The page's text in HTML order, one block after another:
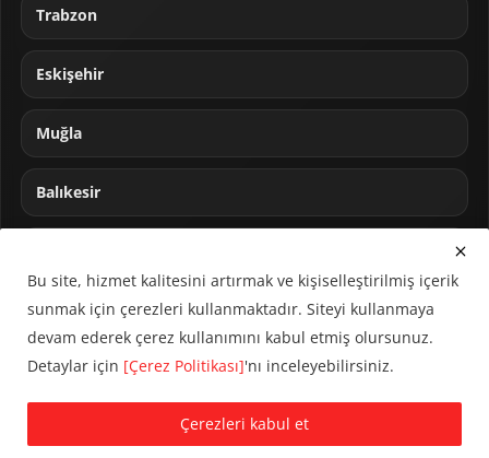
Trabzon
Eskişehir
Muğla
Balıkesir
© 2024 CUMHA (Cumhur Haber Ajansı) Tüm hakları saklıdır.
KVKK Aydınlatma Metni
Çerez Politikası
Bu site, hizmet kalitesini artırmak ve kişiselleştirilmiş içerik
sunmak için çerezleri kullanmaktadır. Siteyi kullanmaya
devam ederek çerez kullanımını kabul etmiş olursunuz.
Detaylar için [Çerez Politikası]'nı inceleyebilirsiniz.
Çerezleri kabul et